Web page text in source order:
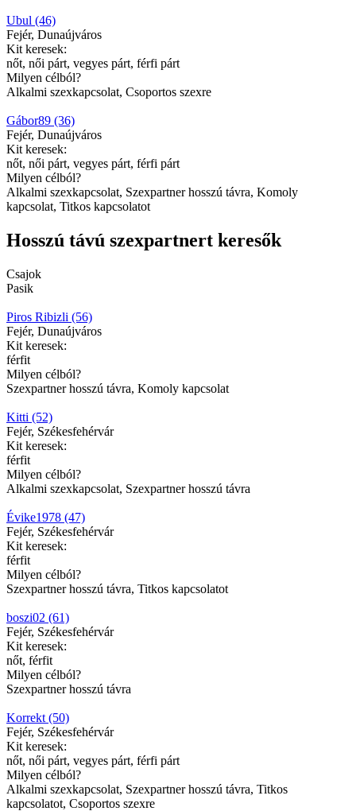
Ubul (46)
Fejér, Dunaújváros
Kit keresek:
nőt, női párt, vegyes párt, férfi párt
Milyen célból?
Alkalmi szexkapcsolat, Csoportos szexre
Gábor89 (36)
Fejér, Dunaújváros
Kit keresek:
nőt, női párt, vegyes párt, férfi párt
Milyen célból?
Alkalmi szexkapcsolat, Szexpartner hosszú távra, Komoly
kapcsolat, Titkos kapcsolatot
Hosszú távú szexpartnert keresők
Csajok
Pasik
Piros Ribizli (56)
Fejér, Dunaújváros
Kit keresek:
férfit
Milyen célból?
Szexpartner hosszú távra, Komoly kapcsolat
Kitti (52)
Fejér, Székesfehérvár
Kit keresek:
férfit
Milyen célból?
Alkalmi szexkapcsolat, Szexpartner hosszú távra
Évike1978 (47)
Fejér, Székesfehérvár
Kit keresek:
férfit
Milyen célból?
Szexpartner hosszú távra, Titkos kapcsolatot
boszi02 (61)
Fejér, Székesfehérvár
Kit keresek:
nőt, férfit
Milyen célból?
Szexpartner hosszú távra
Korrekt (50)
Fejér, Székesfehérvár
Kit keresek:
nőt, női párt, vegyes párt, férfi párt
Milyen célból?
Alkalmi szexkapcsolat, Szexpartner hosszú távra, Titkos
kapcsolatot, Csoportos szexre